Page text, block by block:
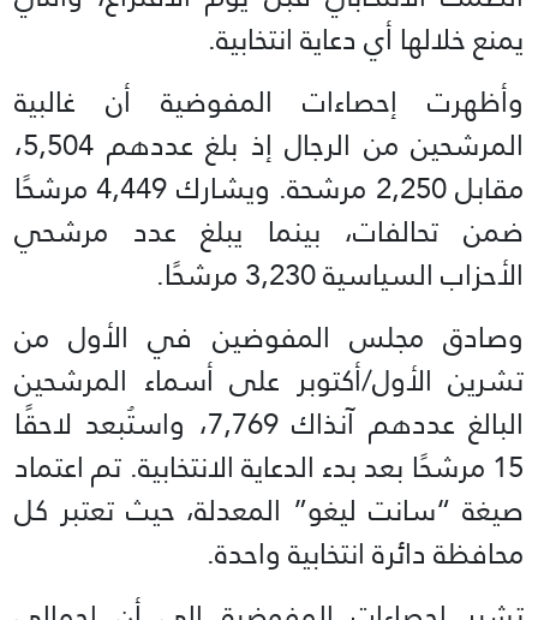
يمنع خلالها أي دعاية انتخابية.
وأظهرت إحصاءات المفوضية أن غالبية
المرشحين من الرجال إذ بلغ عددهم 5,504،
مقابل 2,250 مرشحة. ويشارك 4,449 مرشحًا
ضمن تحالفات، بينما يبلغ عدد مرشحي
الأحزاب السياسية 3,230 مرشحًا.
وصادق مجلس المفوضين في الأول من
تشرين الأول/أكتوبر على أسماء المرشحين
البالغ عددهم آنذاك 7,769، واستُبعد لاحقًا
15 مرشحًا بعد بدء الدعاية الانتخابية. تم اعتماد
صيغة “سانت ليغو” المعدلة، حيث تعتبر كل
محافظة دائرة انتخابية واحدة.